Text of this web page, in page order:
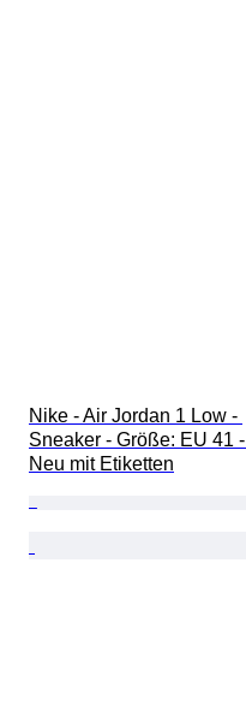
Nike - Air Jordan 1 Low -
Sneaker - Größe: EU 41 -
Neu mit Etiketten